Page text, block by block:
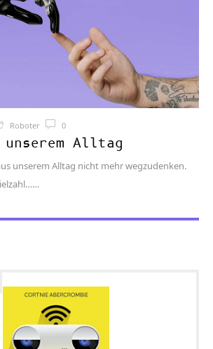
Roboter 0
Alltag
unserem Alltag nicht mehr wegzudenken.